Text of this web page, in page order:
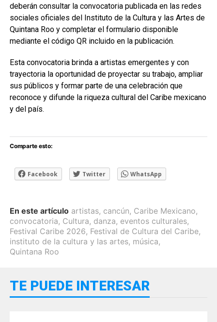
deberán consultar la convocatoria publicada en las redes
sociales oficiales del Instituto de la Cultura y las Artes de
Quintana Roo y completar el formulario disponible
mediante el código QR incluido en la publicación.
Esta convocatoria brinda a artistas emergentes y con
trayectoria la oportunidad de proyectar su trabajo, ampliar
sus públicos y formar parte de una celebración que
reconoce y difunde la riqueza cultural del Caribe mexicano
y del país.
Comparte esto:
Facebook Twitter WhatsApp
En este artículo artistas, cancún, Caribe Mexicano,
convocatoria, Cultura, danza, eventos culturales,
Festival Caribe 2026, Festival de Cultura del Caribe,
instituto de la cultura y las artes, música,
Quintana Roo
TE PUEDE INTERESAR